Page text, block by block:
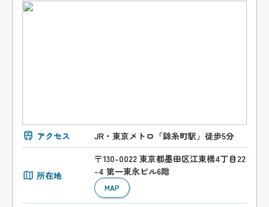
アクセス JR・東京メトロ「錦糸町駅」徒歩5分
所在地
〒130-0022 東京都墨田区江東橋4丁目22
-4 第一東永ビル6階
MAP